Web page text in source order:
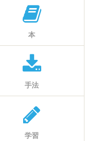
本
手法
学習